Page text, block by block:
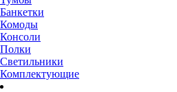
Банкетки
Комоды
Консоли
Полки
Светильники
Комплектующие